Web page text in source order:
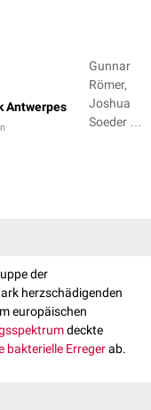
Antwerpes
Gunnar
Römer,
Joshua
Soeder +
der
herzschädigenden
europäischen
deckte
bakterielle Erregerab.